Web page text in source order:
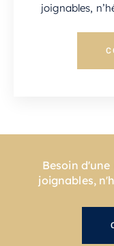
joignables,
Besoin
joignables,